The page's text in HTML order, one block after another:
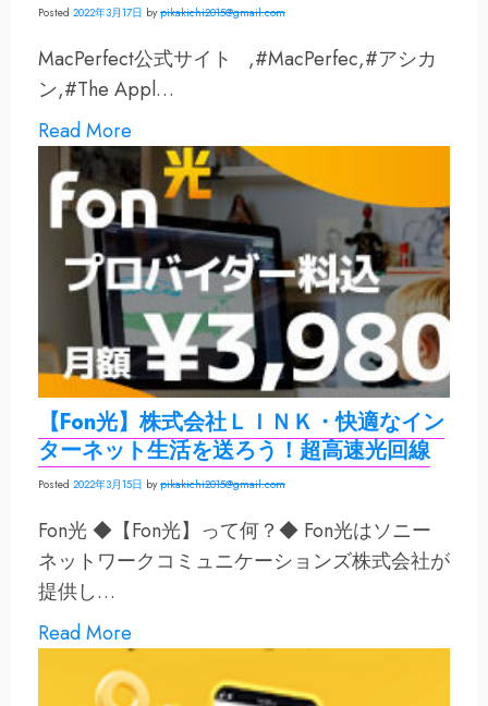
Posted 2022年3月17日 bypikakichi2015@gmail.com
MacPerfect公式サイト ,#MacPerfec,#アシカ
ン,#The Appl…
Read More
【Fon光】株式会社ＬＩＮＫ・快適なイン
ターネット生活を送ろう！超高速光回線
Posted 2022年3月15日 bypikakichi2015@gmail.com
Fon光 ◆【Fon光】って何？◆ Fon光はソニー
ネットワークコミュニケーションズ株式会社が
提供し…
Read More